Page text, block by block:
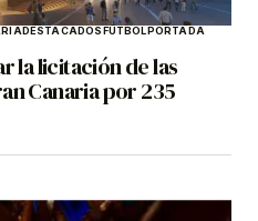
DESTACADOSFÚTBOLPORTADA
la licitación de las
Canaria por 235